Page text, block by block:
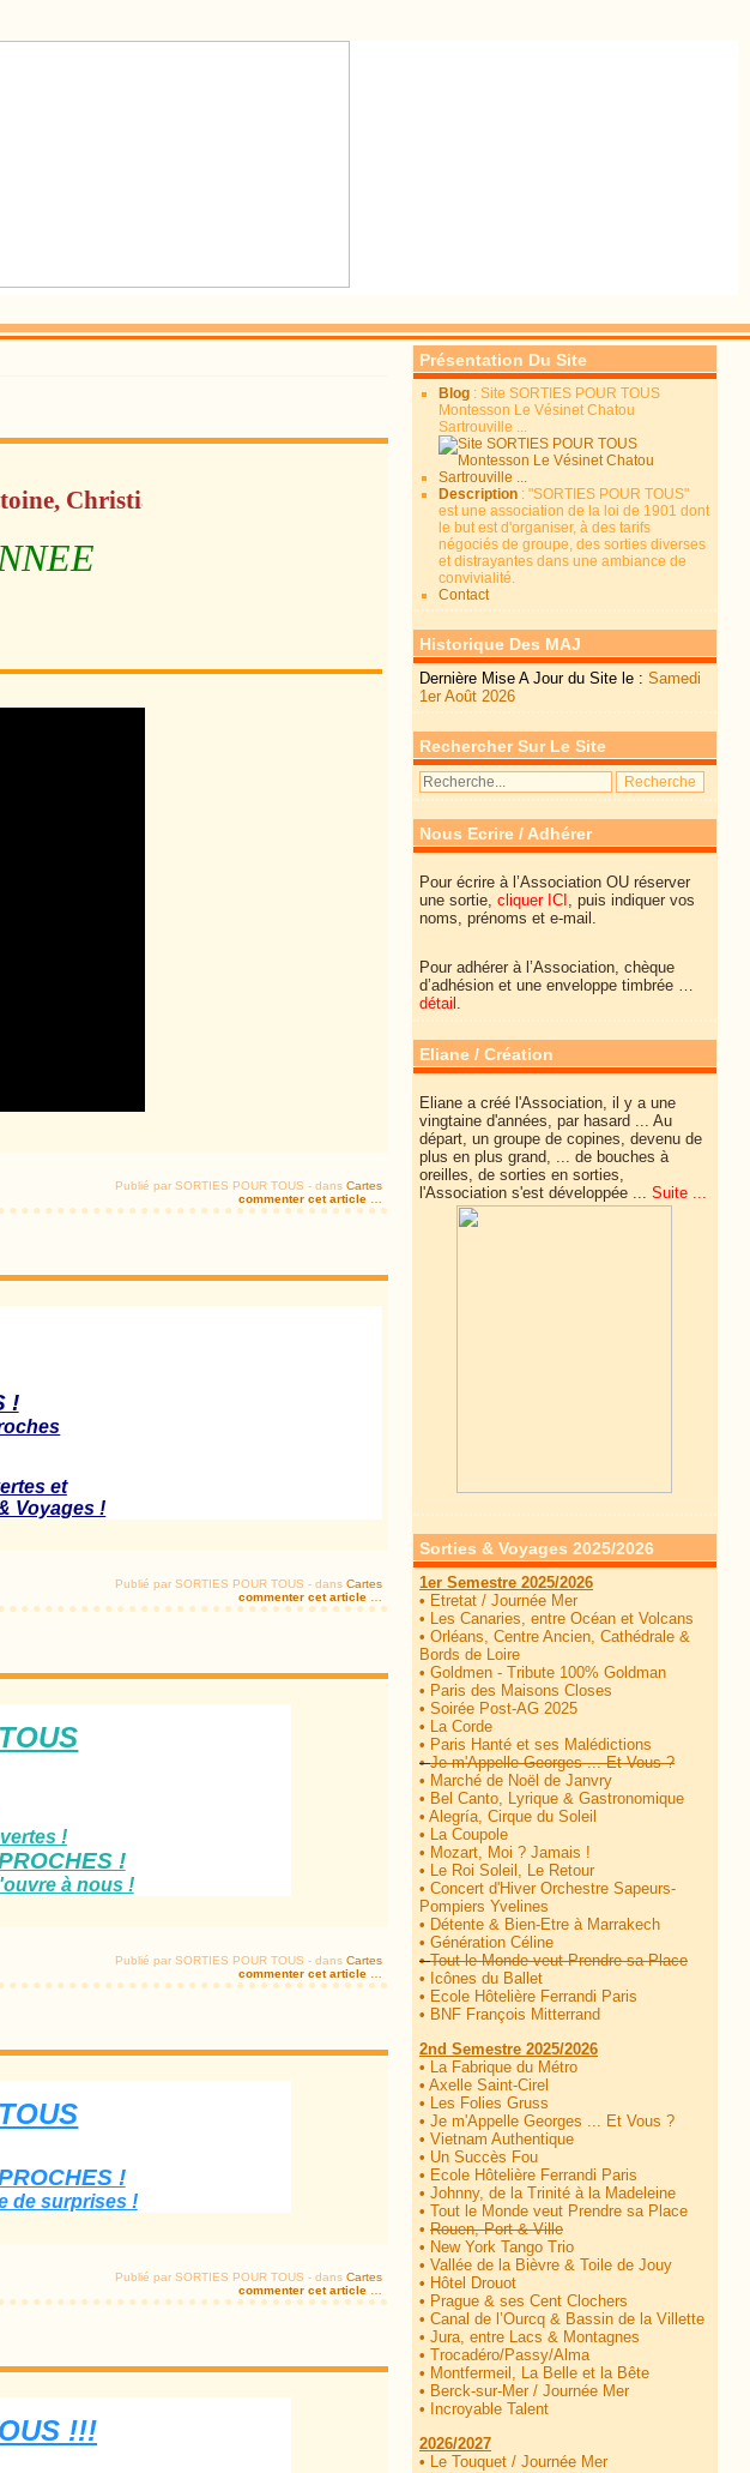
Christiane et Nicole vous souhaitent de
Publié par SORTIES POUR TOUS -dans Cartes
commenter cet article
!
et
Voyages !
Publié par SORTIES POUR TOUS -dans Cartes
commenter cet article
!
!
à nous !
Publié par SORTIES POUR TOUS -dans Cartes
commenter cet article
!
de surprises !
Publié par SORTIES POUR TOUS -dans Cartes
commenter cet article
!!!
Présentation Du Site
Blog : Site SORTIES POUR TOUS
Montesson Le Vésinet Chatou
Sartrouville ...
Description : "SORTIES POUR TOUS"
est une association de la loi de 1901 dont
le but est d'organiser, à des tarifs
négociés de groupe, des sorties diverses
et distrayantes dans une ambiance de
convivialité.
Contact
Historique Des MAJ
Dernière Mise A Jour du Site le :Samedi
1er Août 2026
Rechercher Sur Le Site
Nous Ecrire / Adhérer
Pour écrire à l’Association OU réserver
une sortie,cliquer ICI , puis indiquer vos
noms, prénoms et e-mail.
Pour adhérer à l’Association, chèque
d’adhésion et une enveloppe timbrée …
détail .
Eliane / Création
Eliane a créé l'Association, il y a une
vingtaine d'années, par hasard ... Au
départ, un groupe de copines, devenu de
plus en plus grand, ... de bouches à
oreilles, de sorties en sorties,
l'Association s'est développée ...Suite ...
Sorties & Voyages 2025/2026
1er Semestre 2025/2026
• Etretat / Journée Mer
• Les Canaries, entre Océan et Volcans
• Orléans, Centre Ancien, Cathédrale &
Bords de Loire
• Goldmen - Tribute 100% Goldman
• Paris des Maisons Closes
• Soirée Post-AG 2025
• La Corde
• Paris Hanté et ses Malédictions
• Je m'Appelle Georges ... Et Vous ?
• Marché de Noël de Janvry
• Bel Canto, Lyrique & Gastronomique
• Alegría, Cirque du Soleil
• La Coupole
• Mozart, Moi ? Jamais !
• Le Roi Soleil, Le Retour
• Concert d'Hiver Orchestre Sapeurs-
Pompiers Yvelines
• Détente & Bien-Etre à Marrakech
• Génération Céline
• Tout le Monde veut Prendre sa Place
• Icônes du Ballet
• Ecole Hôtelière Ferrandi Paris
• BNF François Mitterrand
2nd Semestre 2025/2026
• La Fabrique du Métro
• Axelle Saint-Cirel
• Les Folies Gruss
• Je m'Appelle Georges ... Et Vous ?
• Vietnam Authentique
• Un Succès Fou
• Ecole Hôtelière Ferrandi Paris
• Johnny, de la Trinité à la Madeleine
• Tout le Monde veut Prendre sa Place
• Rouen, Port & Ville
• New York Tango Trio
• Vallée de la Bièvre & Toile de Jouy
• Hôtel Drouot
• Prague & ses Cent Clochers
• Canal de l’Ourcq & Bassin de la Villette
• Jura, entre Lacs & Montagnes
• Trocadéro/Passy/Alma
• Montfermeil, La Belle et la Bête
• Berck-sur-Mer / Journée Mer
•
Incroyable Talent
2026/2027
• Le Touquet / Journée Mer